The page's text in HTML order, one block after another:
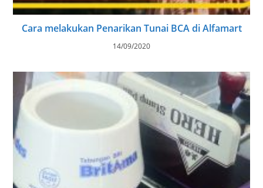
Cara melakukan Penarikan Tunai BCA di Alfamart
14/09/2020